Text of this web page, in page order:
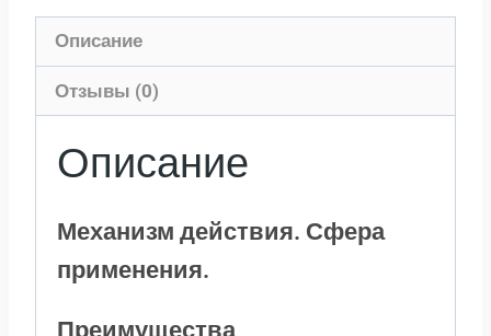
Описание
Отзывы (0)
Описание
Механизм действия. Сфера
применения.
Преимущества